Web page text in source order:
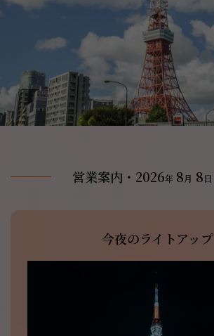
営業案内・2026年 8月 8日
今夜のライトアップ